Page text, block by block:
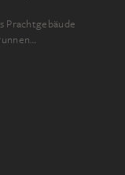
Prachtgebäude